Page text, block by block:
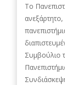
Tο
Συμβούλιο